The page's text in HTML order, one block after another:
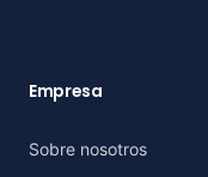
Empresa
Sobre nosotros